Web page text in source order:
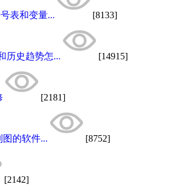
表和变量... [8133]
历史趋势怎... [14915]
[2181]
的软件... [8752]
[2142]